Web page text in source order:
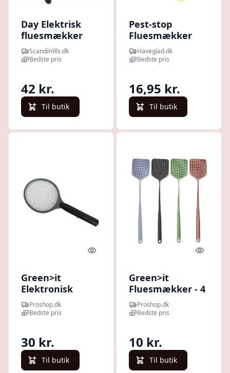
Day Elektrisk
fluesmækker
ScandiHills.dk
Bedste pris
42 kr.
Til butik
Pest-stop
Fluesmækker
med pincet
Haveglad.dk
Bedste pris
16,95 kr.
Til butik
Quick look
Green>it
Elektronisk
fluesmækker -
ketsjer
Proshop.dk
Bedste pris
30 kr.
Til butik
Quick
Green>it
Fluesmækker - 4
ass. farver
Proshop.dk
Bedste pris
10 kr.
Til butik